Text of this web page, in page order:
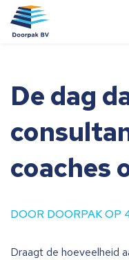
Diensten
Over ons
De dag
coaches
DOOR DOORPAK OP
Draagt de hoeveelheid